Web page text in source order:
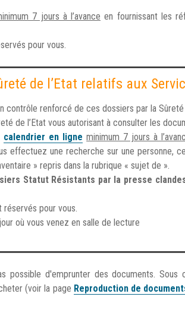
7 jours à l’avance en fournissant les
pour vous.
de l’Etat relatifs aux
contrôle renforcé de ces dossiers par la
de l’Etat vous autorisant à consulter les
calendrier en ligne minimum 7 jours à
effectuez une recherche sur une
» repris dans la rubrique « sujet de ».
Statut Résistants par la presse
pour vous.
où vous venez en salle de lecture
d'emprunter des documents. Sous
(voir la page Reproduction de